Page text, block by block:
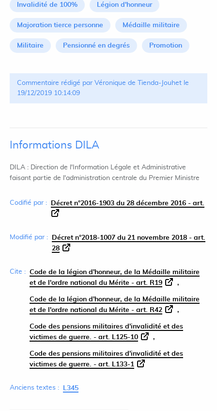
Invalidité de 100% Légion d'honneur
Majoration tierce personne Médaille militaire
Militaire Pensionné en degrés Promotion
Commentaire rédigé par Véronique de Tienda-Jouhet le
19/12/2019 10:14:09
Informations DILA
DILA : Direction de l'Information Légale et Administrative
faisant partie de l'administration centrale du Premier Ministre
Codifié par : Décret n°2016-1903 du 28 décembre 2016 - art.
Modifié par :
Décret n°2018-1007 du 21 novembre 2018 - art.
28
Cite : Code de la légion d'honneur, de la Médaille militaire
et de l'ordre national du Mérite - art. R19
Code de la légion d'honneur, de la Médaille militaire
et de l'ordre national du Mérite - art. R42
Code des pensions militaires d'invalidité et des
victimes de guerre. - art. L125-10
Code des pensions militaires d'invalidité et des
victimes de guerre. - art. L133-1
Anciens textes : L345